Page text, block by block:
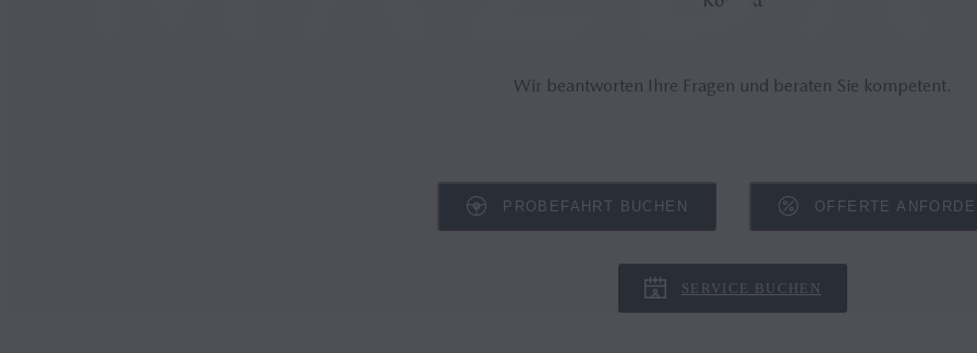
Wir beantworten Ihre Fragen und beraten Sie kompetent.
PROBEFAHRT BUCHEN OFFERTE
SERVICE BUCHEN